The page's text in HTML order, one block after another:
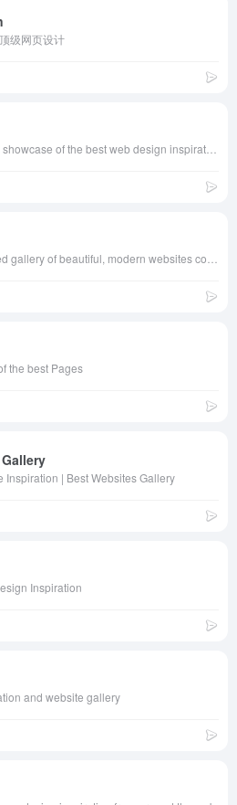
级网页设计
the best Pages
Inspiration | Best Websites Gallery
Inspiration
and website gallery